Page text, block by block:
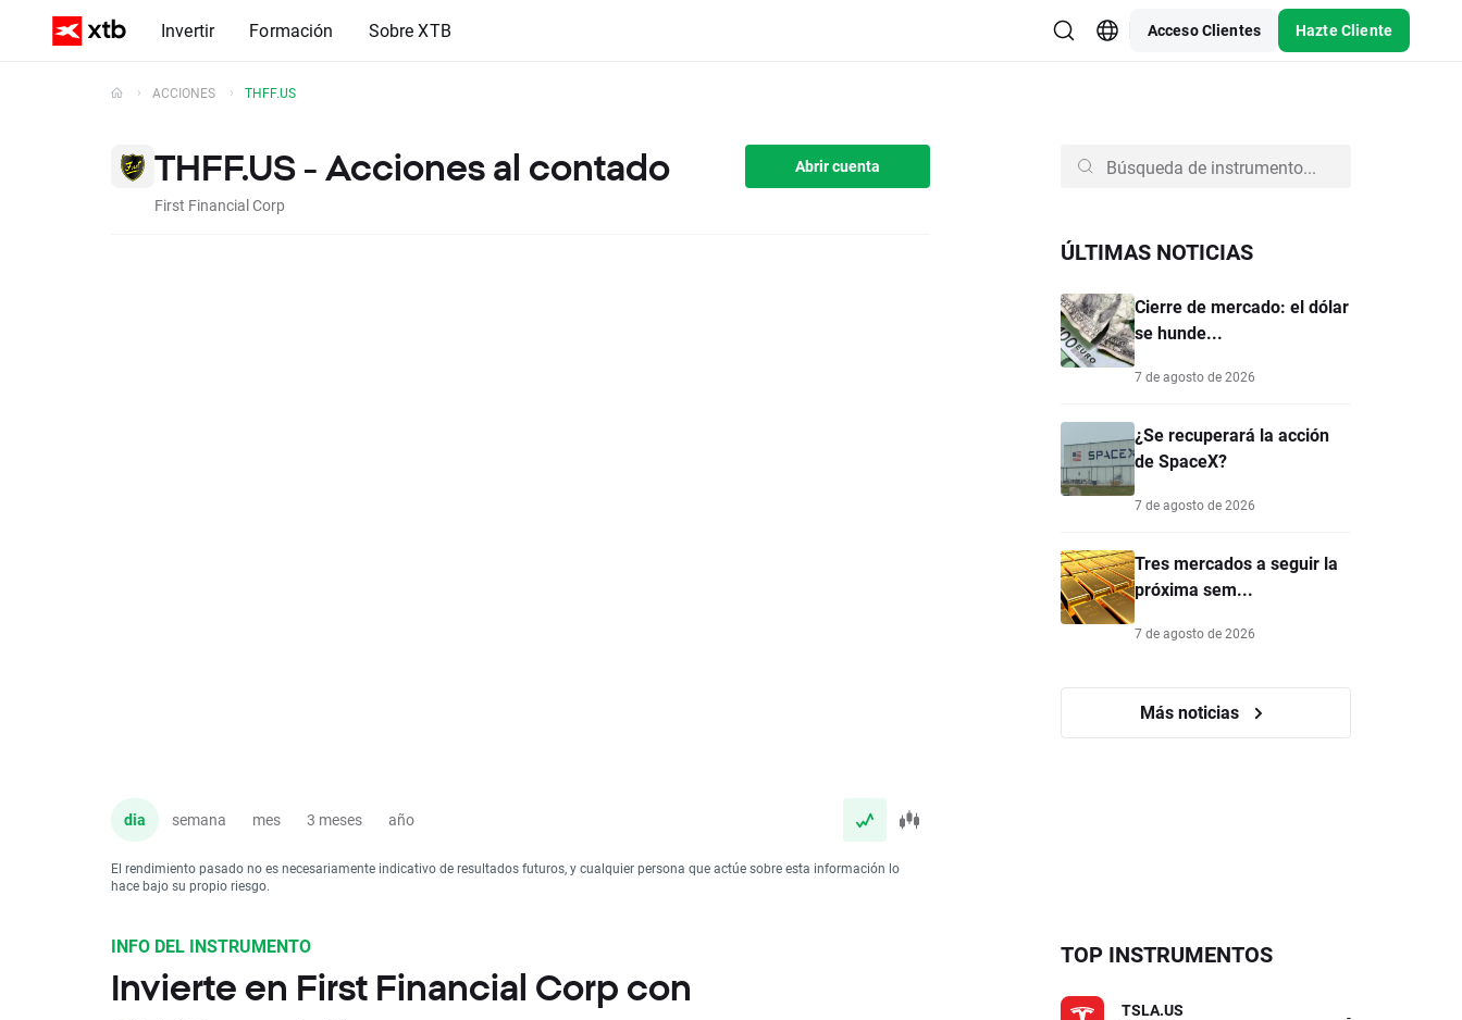
Invertir Formación Sobre XTB Acceso Clientes Hazte Cliente
ACCIONES THFF.US
THFF.US - Acciones al contado
First Financial Corp
Abrir cuenta
dia semana mes 3 meses año
El rendimiento pasado no es necesariamente indicativo de resultados futuros, y cualquier persona que actúe sobre esta información lo
hace bajo su propio riesgo.
ÚLTIMAS NOTICIAS
Cierre de mercado: el dólar
se hunde...
7 de agosto de 2026
¿Se recuperará la acción
de SpaceX?
7 de agosto de 2026
Tres mercados a seguir la
próxima sem...
7 de agosto de 2026
Más noticias
INFO DEL INSTRUMENTO
Invierte en First Financial Corp con
TOP INSTRUMENTOS
TSLA.US